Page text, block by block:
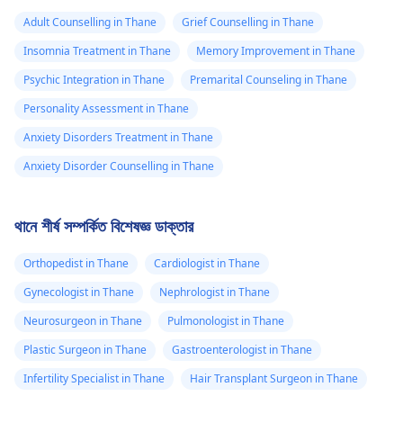
Adult Counselling in Thane
Grief Counselling in Thane
Insomnia Treatment in Thane
Memory Improvement in Thane
Psychic Integration in Thane
Premarital Counseling in Thane
Personality Assessment in Thane
Anxiety Disorders Treatment in Thane
Anxiety Disorder Counselling in Thane
থানে শীর্ষ সম্পর্কিত বিশেষজ্ঞ ডাক্তার
Orthopedist in Thane
Cardiologist in Thane
Gynecologist in Thane
Nephrologist in Thane
Neurosurgeon in Thane
Pulmonologist in Thane
Plastic Surgeon in Thane
Gastroenterologist in Thane
Infertility Specialist in Thane
Hair Transplant Surgeon in Thane